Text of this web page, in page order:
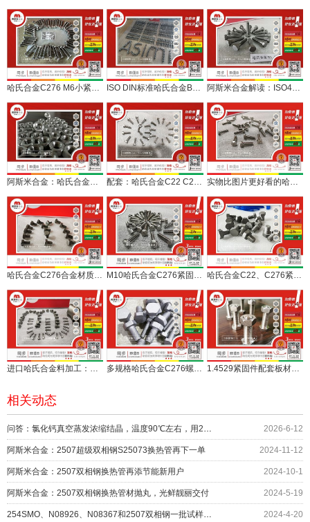
哈氏合金C276 M6小紧固件，配套药化机械小设备 ISO DIN标准哈氏合金B3、C276、C22合金紧固件批量交付 阿斯米合金解读：ISO4014、ISO4017、EN24017紧固件都是啥？
哈氏合金C276合金材质M8紧固件定制交付 M10哈氏合金C276紧固件螺栓一批紧急交付 哈氏合金C22、C276紧固件接受M6以上规格定制
进口哈氏合金料加工：C276合金M6、M10紧固件 多规格哈氏合金C276螺栓紧固件配套快速供货 1.4529紧固件配套板材一起交付脱硫设备加工厂
相关动态
问答：氯化钙真空蒸发浓缩结晶，温度90℃左右，用2507双相钢合适吗？ 2026-6-12
阿斯米合金：2507超级双相钢S25073换热管再下一单 2024-11-12
阿斯米合金：2507双相钢换热管再添节能新用户 2024-10-1
阿斯米合金：2507双相钢换热管材抛丸，光鲜靓丽交付 2024-5-19
254SMO、N08926、N08367和2507双相钢一批试样辅助科研 2024-4-20